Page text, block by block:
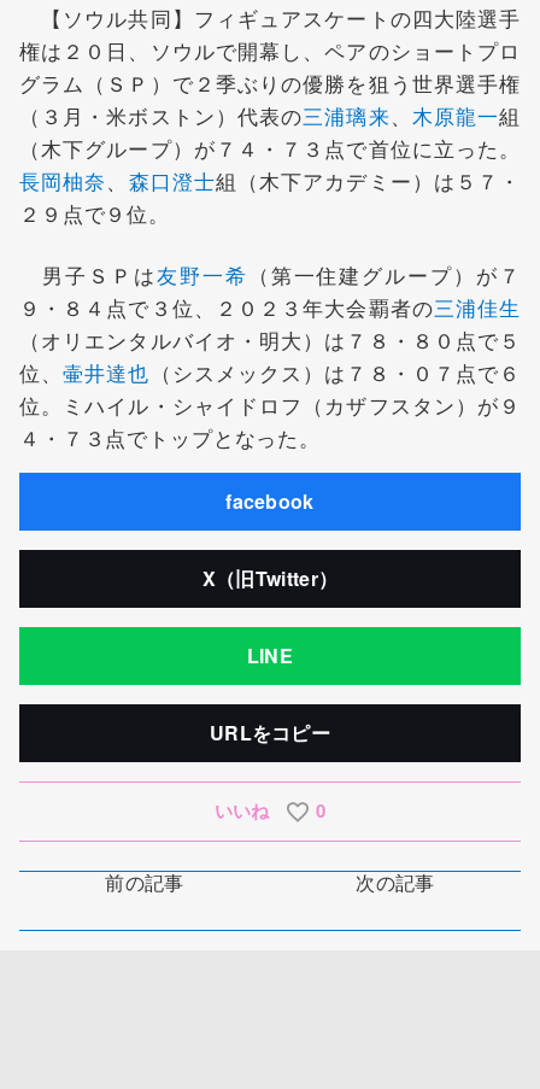
【ソウル共同】フィギュアスケートの四大陸選手
権は２０日、ソウルで開幕し、ペアのショートプロ
グラム（ＳＰ）で２季ぶりの優勝を狙う世界選手権
（３月・米ボストン）代表の三浦璃来、 木原龍一組
（木下グループ）が７４・７３点で首位に立った。
長岡柚奈、 森口澄士組（木下アカデミー）は５７・
２９点で９位。
男子ＳＰは友野一希 （第一住建グループ）が７
９・８４点で３位、２０２３年大会覇者の三浦佳生
（オリエンタルバイオ・明大）は７８・８０点で５
位、壷井達也 （シスメックス）は７８・０７点で６
位。ミハイル・シャイドロフ（カザフスタン）が９
４・７３点でトップとなった。
facebook
X（旧Twitter）
LINE
URLをコピー
いいね 0
前の記事 次の記事